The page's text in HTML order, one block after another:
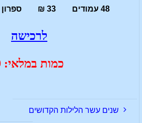
48 עמודים 33 ₪ ספרון הוצאת חירות
לרכישה
כמות במלאי: 9
שנים עשר הלילות הקדושים